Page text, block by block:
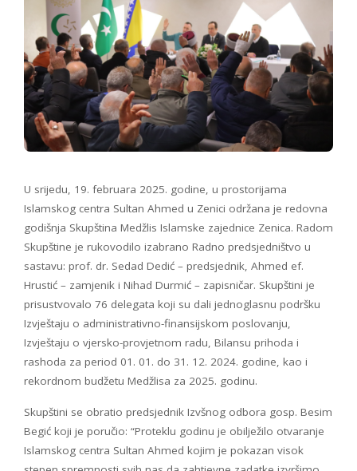
U srijedu, 19. februara 2025. godine, u prostorijama
Islamskog centra Sultan Ahmed u Zenici održana je redovna
godišnja Skupština Medžlis Islamske zajednice Zenica. Radom
Skupštine je rukovodilo izabrano Radno predsjedništvo u
sastavu: prof. dr. Sedad Dedić – predsjednik, Ahmed ef.
Hrustić – zamjenik i Nihad Durmić – zapisničar. Skupštini je
prisustvovalo 76 delegata koji su dali jednoglasnu podršku
Izvještaju o administrativno-finansijskom poslovanju,
Izvještaju o vjersko-provjetnom radu, Bilansu prihoda i
rashoda za period 01. 01. do 31. 12. 2024. godine, kao i
rekordnom budžetu Medžlisa za 2025. godinu.
Skupštini se obratio predsjednik Izvšnog odbora gosp. Besim
Begić koji je poručio: “Proteklu godinu je obilježilo otvaranje
Islamskog centra Sultan Ahmed kojim je pokazan visok